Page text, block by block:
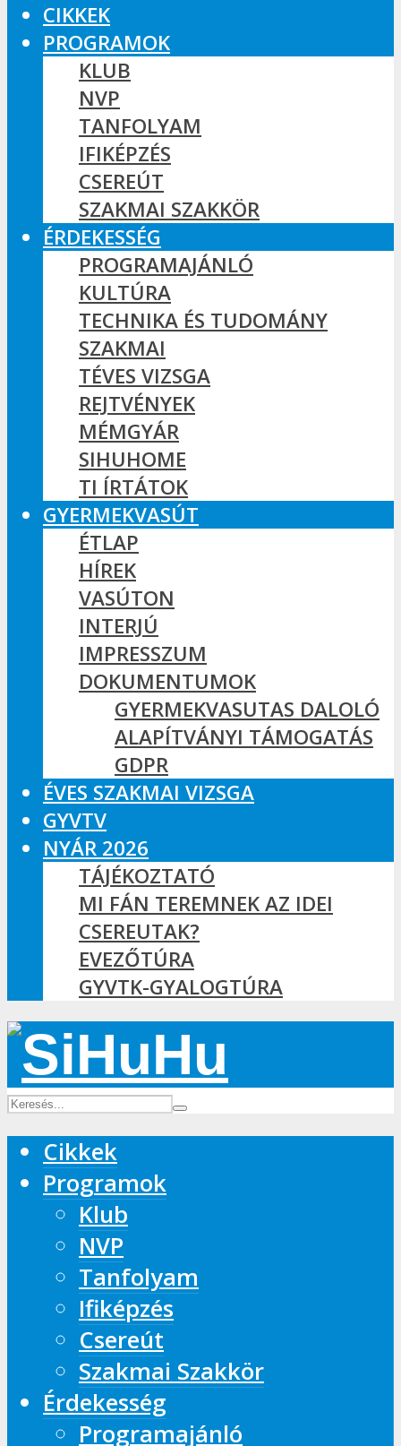
CIKKEK
PROGRAMOK
KLUB
NVP
TANFOLYAM
IFIKÉPZÉS
CSEREÚT
SZAKMAI SZAKKÖR
ÉRDEKESSÉG
PROGRAMAJÁNLÓ
KULTÚRA
TECHNIKA ÉS TUDOMÁNY
SZAKMAI
TÉVES VIZSGA
REJTVÉNYEK
MÉMGYÁR
SIHUHOME
TI ÍRTÁTOK
GYERMEKVASÚT
ÉTLAP
HÍREK
VASÚTON
INTERJÚ
IMPRESSZUM
DOKUMENTUMOK
GYERMEKVASUTAS DALOLÓ
ALAPÍTVÁNYI TÁMOGATÁS
GDPR
ÉVES SZAKMAI VIZSGA
GYVTV
NYÁR 2026
TÁJÉKOZTATÓ
MI FÁN TEREMNEK AZ IDEI
CSEREUTAK?
EVEZŐTÚRA
GYVTK-GYALOGTÚRA
Cikkek
Programok
Klub
NVP
Tanfolyam
Ifiképzés
Csereút
Szakmai Szakkör
Érdekesség
Programajánló